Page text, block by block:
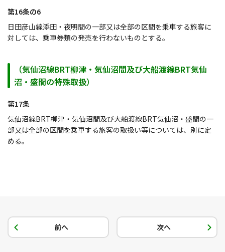
第16条の6
日田彦山線添田・夜明間の一部又は全部の区間を乗車する旅客に
対しては、乗車券類の発売を行わないものとする。
（気仙沼線BRT柳津・気仙沼間及び大船渡線BRT気仙
沼・盛間の特殊取扱）
第17条
気仙沼線BRT柳津・気仙沼間及び大船渡線BRT気仙沼・盛間の一
部又は全部の区間を乗車する旅客の取扱い等については、別に定
める。
前へ 次へ